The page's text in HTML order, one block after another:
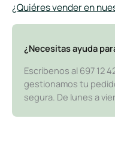
¿Quiéres vender en
¿Necesitas ayuda
Escríbenos al 697 12
gestionamos tu
segura. De lunes a